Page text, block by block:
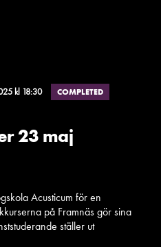
kl 18:30 COMPLETED
23 maj
Acusticum för en
på Framnäs gör sina
ställer ut